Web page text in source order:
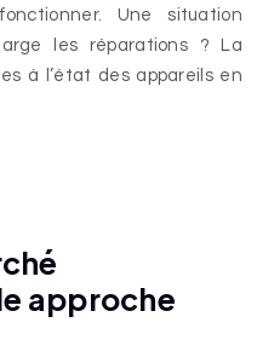
Une situation
les réparations ? La
à l’état des appareils en
approche